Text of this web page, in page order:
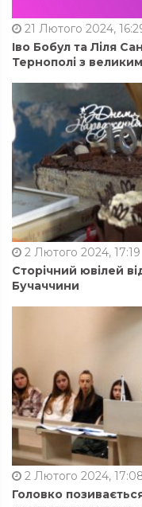
21 Лютого 2024,
Іво Бобул та Ліля
Тернополі з
2 Лютого 2024, 17:19
Сторічний ювілей
Бучаччини
2 Лютого 2024,
Головко